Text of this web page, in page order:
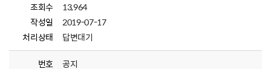
조회수
13,964
작성일
2019-07-17
처리상태
답변대기
번호
공지